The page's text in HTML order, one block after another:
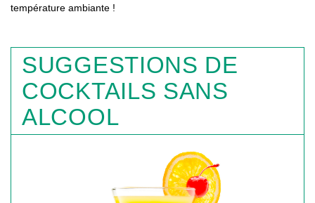
température ambiante !
SUGGESTIONS DE
COCKTAILS SANS
ALCOOL